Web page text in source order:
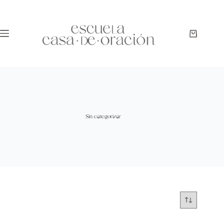
Sin categorizar